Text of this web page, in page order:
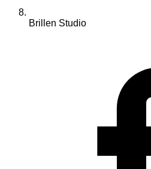
Brillen Studio